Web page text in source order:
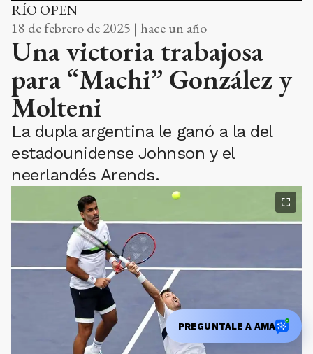
RÍO OPEN
18 de febrero de 2025 | hace un año
Una victoria trabajosa
para “Machi” González y
Molteni
La dupla argentina le ganó a la del
estadounidense Johnson y el
neerlandés Arends.
PREGUNTALE A AMA